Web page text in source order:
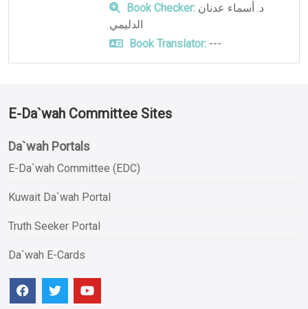
Book Checker:د. أسماء عدنان
الدليمي
Book Translator:---
E-Da`wah Committee Sites
Da`wah Portals
E-Da`wah Committee (EDC)
Kuwait Da`wah Portal
Truth Seeker Portal
Da`wah E-Cards